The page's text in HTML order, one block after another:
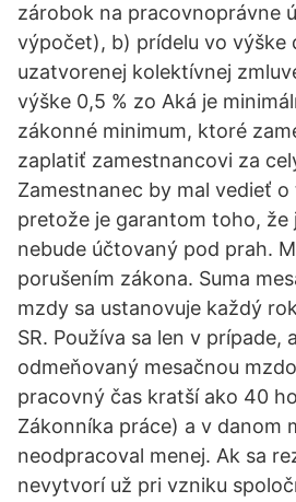
zárobok na pracovnoprávne
výpočet), b) prídelu vo výške
uzatvorenej kolektívnej
výške 0,5 % zo Aká je
zákonné minimum, ktoré
zaplatiť zamestnancovi za
Zamestnanec by mal vedieť
pretože je garantom toho, že
nebude účtovaný pod prah.
porušením zákona. Suma
mzdy sa ustanovuje každý
SR. Používa sa len v prípade,
odmeňovaný mesačnou
pracovný čas kratší ako 40
Zákonníka práce) a v danom
neodpracoval menej. Ak sa
nevytvorí už pri vzniku